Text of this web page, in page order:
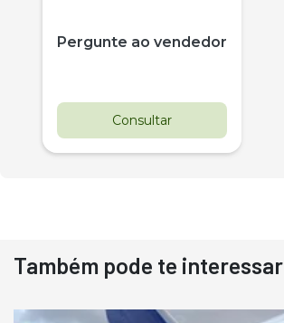
Pergunte ao vendedor
Consultar
Destaque
Usado
Também pode te interessar